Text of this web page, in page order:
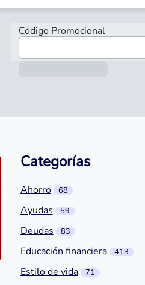
Código Promocional
Categorías
Ahorro 68
Ayudas 59
Deudas 83
Educación financiera 413
Estilo de vida 71